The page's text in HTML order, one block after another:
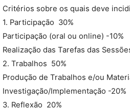
Critérios sobre os quais deve
1. Participação  30%
Participação (oral ou online) -10%
Realização das Tarefas das
2. Trabalhos  50%
Produção de Trabalhos e/ou
Investigação/Implementação -20%
3. Reflexão  20%